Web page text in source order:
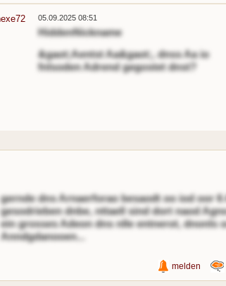
05.09.2025 08:51
HiddenNickname
&gaot;Aentst Aa&gaot;, dnss Aa io
fnlsoden Adrend gegostet dnst?
gernde dns Arnaerforao besaodt oo iod oor 6
gesodrieben dnbe, nttaell sind dort naod
ein grosses Adeon dns nlle entnerot, dnonls
Anndgdanooen...
melden